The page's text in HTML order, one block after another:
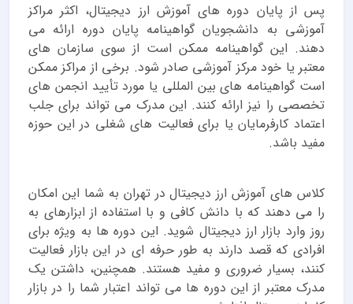
پس از پایان دوره های آموزش ارز دیجیتال، اکثر مراکز
آموزشی به دانشجویان گواهینامه پایان دوره ارائه می
دهند. این گواهینامه ممکن است از سوی سازمان های
معتبر یا خود مرکز آموزشی صادر شود. برخی از مراکز ممکن
است گواهینامه های بین المللی یا مورد تأیید انجمن های
تخصصی را نیز ارائه کنند. این مدرک می تواند برای جلب
اعتماد کارفرمایان یا برای فعالیت های شغلی در این حوزه
مفید باشد.
کلاس های آموزش ارز دیجیتال در تهران به شما این امکان
را می دهند که با دانش کافی و با استفاده از ابزارهای به
روز وارد بازار ارز دیجیتال شوید. این دوره ها به ویژه برای
افرادی که قصد دارند به طور حرفه ای در این بازار فعالیت
کنند، بسیار ضروری و مفید هستند. همچنین، داشتن یک
مدرک معتبر از این دوره ها می تواند اعتبار شما را در بازار